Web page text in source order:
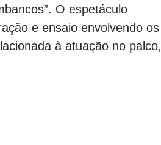
O espetáculo
e ensaio envolvendo os
à atuação no palco,